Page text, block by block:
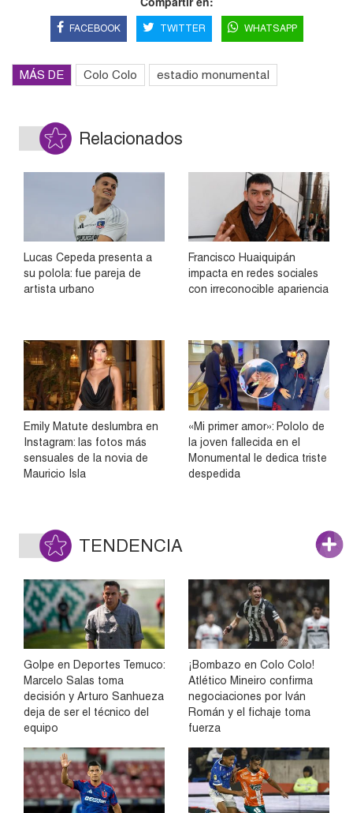
FACEBOOK TWITTER WHATSAPP
MÁS DE Colo Colo estadio monumental
Relacionados
Lucas Cepeda presenta a
su polola: fue pareja de
artista urbano
Francisco Huaiquipán
impacta en redes sociales
con irreconocible apariencia
Emily Matute deslumbra en
Instagram: las fotos más
sensuales de la novia de
Mauricio Isla
«Mi primer amor»: Pololo de
la joven fallecida en el
Monumental le dedica triste
despedida
TENDENCIA
Golpe en Deportes Temuco:
Marcelo Salas toma
decisión y Arturo Sanhueza
deja de ser el técnico del
equipo
¡Bombazo en Colo Colo!
Atlético Mineiro confirma
negociaciones por Iván
Román y el fichaje toma
fuerza